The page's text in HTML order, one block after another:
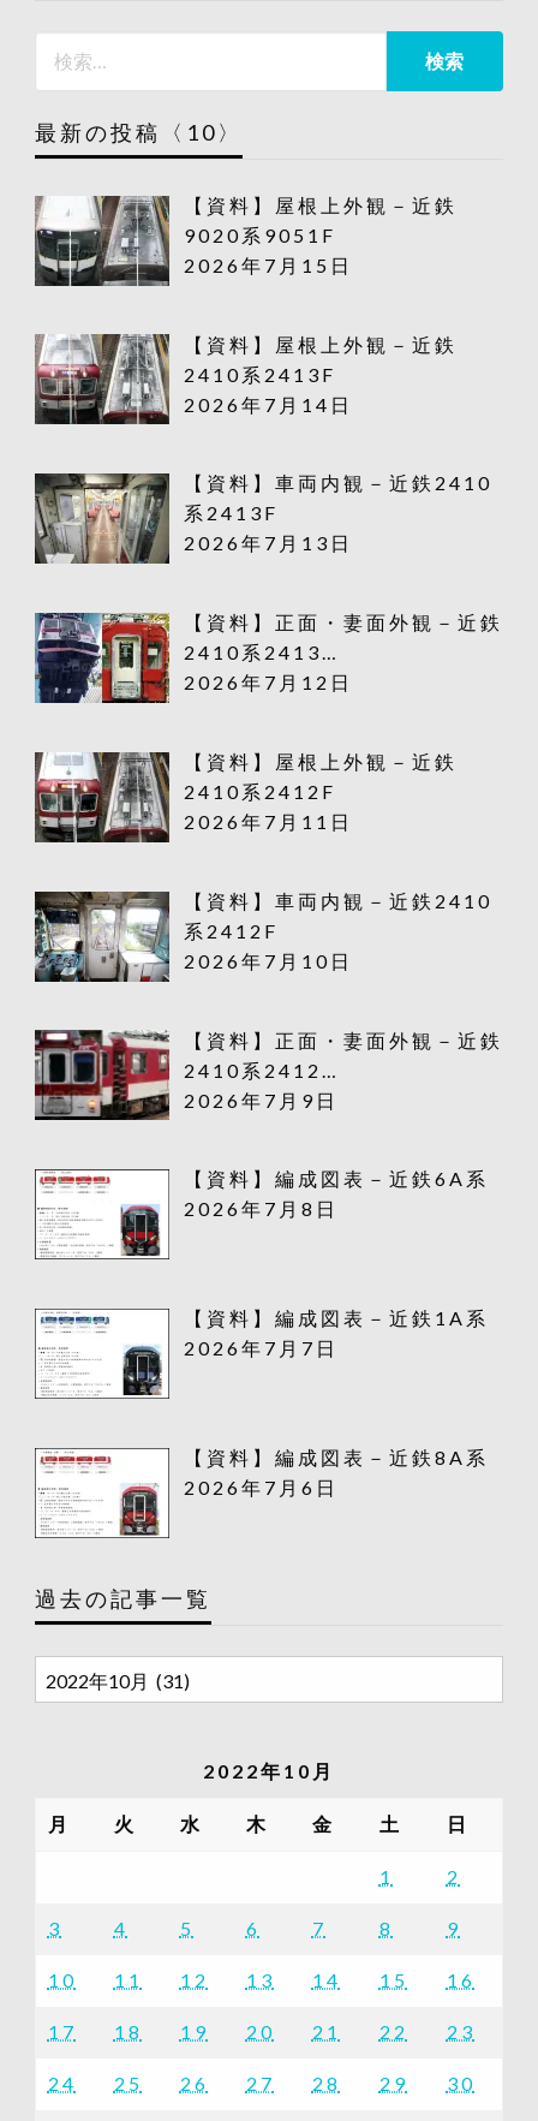
最新の投稿〈10〉
【資料】屋根上外観－近鉄
9020系9051F
2026年7月15日
【資料】屋根上外観－近鉄
2410系2413F
2026年7月14日
【資料】車両内観－近鉄2410
系2413F
2026年7月13日
【資料】正面・妻面外観－近鉄
2410系2413…
2026年7月12日
【資料】屋根上外観－近鉄
2410系2412F
2026年7月11日
【資料】車両内観－近鉄2410
系2412F
2026年7月10日
【資料】正面・妻面外観－近鉄
2410系2412…
2026年7月9日
【資料】編成図表－近鉄6A系
2026年7月8日
【資料】編成図表－近鉄1A系
2026年7月7日
【資料】編成図表－近鉄8A系
2026年7月6日
過去の記事一覧
去
一
2022年10月
月 火 水 木 金 土 日
1 2
3 4 5 6 7 8 9
10 11 12 13 14 15 16
17 18 19 20 21 22 23
24 25 26 27 28 29 30